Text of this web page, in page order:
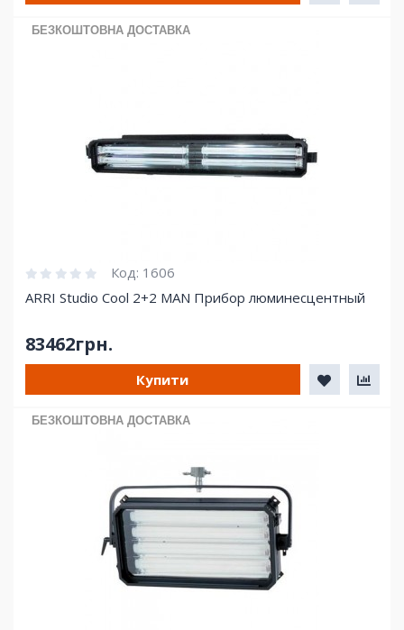
БЕЗКОШТОВНА ДОСТАВКА
Код: 1606
ARRI Studio Cool 2+2 MAN Прибор люминесцентный
83462грн.
Купити
БЕЗКОШТОВНА ДОСТАВКА